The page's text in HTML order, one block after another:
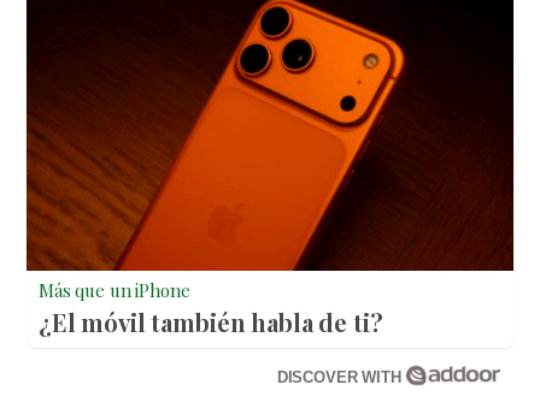
Más que un iPhone
¿El móvil también habla de ti?
DISCOVER WITH